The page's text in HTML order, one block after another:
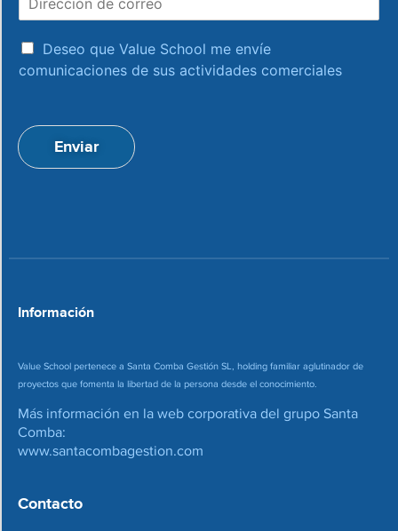
e
c
n
d
e
a
c
a
c
Deseo que Value School me envíe
comunicaciones de sus actividades comerciales
Enviar
Información
Value School pertenece a Santa Comba Gestión SL, holding familiar aglutinador de
proyectos que fomenta la libertad de la persona desde el conocimiento.
Más información en la web corporativa del grupo Santa
Comba:
www.santacombagestion.com
Contacto